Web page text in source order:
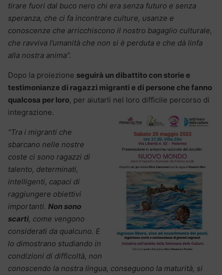
tirare fuori dal buco nero chi era senza futuro e senza
speranza, che ci fa incontrare culture, usanze e
conoscenze che arricchiscono il nostro bagaglio culturale,
che ravviva l’umanità che non si è perduta e che dà linfa
alla nostra anima”.
Dopo la proiezione seguirà un dibattito con storie e
testimonianze di ragazzi migranti e di persone che fanno
qualcosa per loro, per aiutarli nel loro difficile percorso di
integrazione.
“Tra i migranti che
sbarcano nelle nostre
coste ci sono ragazzi di
talento, determinati,
intelligenti, capaci di
raggiungere obiettivi
importanti. Non sono
scarti, come vengono
considerati da qualcuno. E
lo dimostrano studiando in
condizioni di difficoltà, non
conoscendo la nostra lingua, conseguono la maturità, si